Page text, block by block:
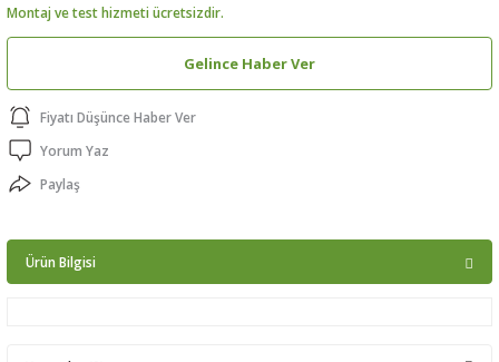
Montaj ve test hizmeti ücretsizdir.
Gelince Haber Ver
Fiyatı Düşünce Haber Ver
Yorum Yaz
Paylaş
Ürün Bilgisi